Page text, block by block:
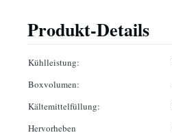
Produkt-Details
Kühlleistung:
Boxvolumen:
Kältemittelfüllung:
Hervorheben